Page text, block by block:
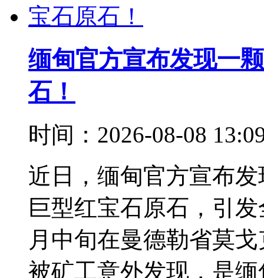
缅甸官方宣布发现一
石！
时间：2026-08-08
近日，缅甸官方宣布
巨型红宝石原石，引
月中旬在曼德勒省莫
被矿工意外发现，是